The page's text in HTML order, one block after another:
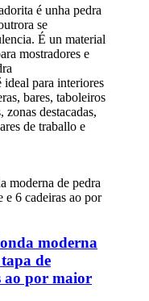
é unha pedra
se
É un material
mostradores e
ideal para interiores
bares, taboleiros
destacadas,
de traballo e
moderna
de
ao por maior